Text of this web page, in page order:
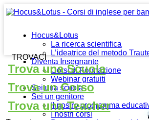
Hocus&Lotus
La ricerca scientifica
L’ideatrice del metodo
Diventa Insegnante
Corsi di Formazione
Webinar gratuiti
Sei una scuola
Sei un genitore
Il nostro programma
I nostri corsi
TROVACI
Trova una Scuola
Trova un Corso
Trova una Teacher